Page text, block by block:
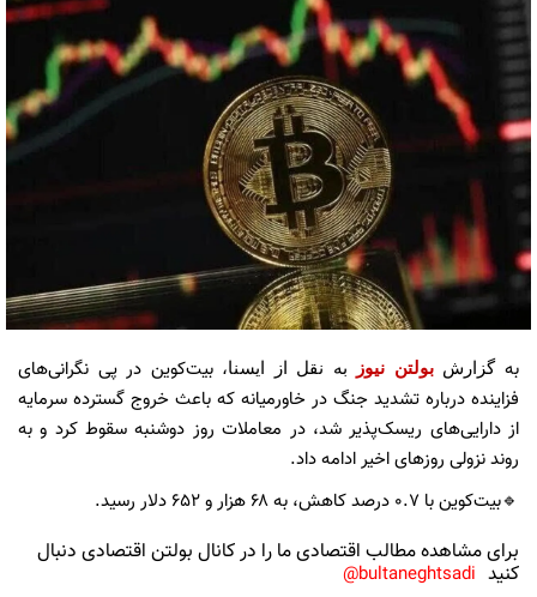
بهگزارشبولتن نیوز به نقل از ایسنا، بیت‌کوین در پی نگرانی‌های
فزاینده درباره تشدید جنگ در خاورمیانه که باعث خروج گسترده سرمایه
از دارایی‌های ریسک‌پذیر شد، در معاملات روز دوشنبه سقوط کرد و به
روند نزولی روزهای اخیر ادامه داد.
🔹بیت‌کوین با ۰.۷ درصد کاهش، به ۶۸ هزار و ۶۵۲ دلار رسید.
برای مشاهده مطالب اقتصادی ما را در کانال بولتن اقتصادی دنبال
کنید bultaneghtsadi@